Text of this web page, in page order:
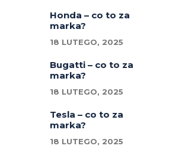
Honda – co to za
marka?
18 LUTEGO, 2025
Bugatti – co to za
marka?
18 LUTEGO, 2025
Tesla – co to za
marka?
18 LUTEGO, 2025